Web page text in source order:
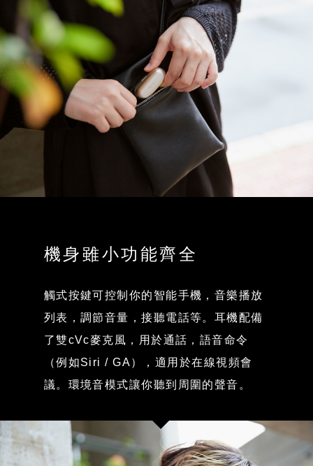
機身雖小功能齊全
觸式按鍵可控制你的智能手機，音樂播放
列表，調節音量，接聽電話等。耳機配備
了雙cVc麥克風，用於通話，語音命令
（例如Siri / GA），適用於在線視頻會
議。環境音模式讓你聽到周圍的聲音。